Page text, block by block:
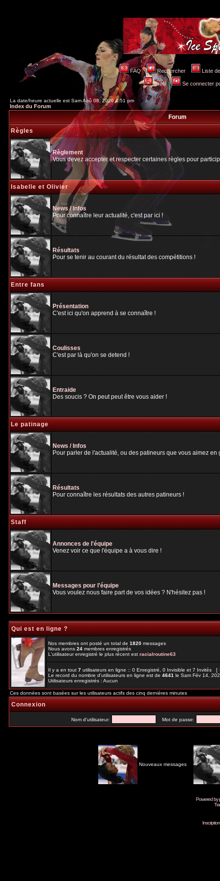
FAQ Rechercher Liste
Profil Se connecter
La date/heure actuelle est Sam Aoû 08, 2026 4:51 pm
Index du Forum
Forum
Règles
Règlement
Vous devez accepter et respecter certaines règles pour
Isabelle et Olivier
News / Infos
Pour connaître leur actualité, c'est par ici !
Résultats
Pour se tenir au courant du résultat des compétitions !
Entre fans
Présentation
C'est ici qu'on apprend à se connaître !
Coulisses
C'est par là qu'on se detend !
Entraide
Des soucis ? On peut peut être vous aider !
Le patinage
News / Infos
Pour parler de l'actualité, ou des patineurs que vous aimez
Résultats
Pour connaître les résultats des autres patineurs !
Staff
Annonces de l'équipe
Venez voir ce que l'équipe a à vous dire !
Messages pour l'équipe
Vous voulez nous faire part de vos idées ? N'hésitez pas !
Qui est en ligne ?
Nos membres ont posté un total de1820messages
Nous avons24membres enregistrés
L'utilisateur enregistré le plus récent estracialroutine63
Il y a en tout7utilisateurs en ligne :: 0 Enregistré, 0 Invisible et 7 Invités [
Le record du nombre d'utilisateurs en ligne est de4641le Sam Fév 14,
Utilisateurs enregistrés : Aucun
Ces données sont basées sur les utilisateurs actifs des cinq dernières minutes
Connexion
Nom d'utilisateur: Mot de passe:
Nouveaux messages
Powered by